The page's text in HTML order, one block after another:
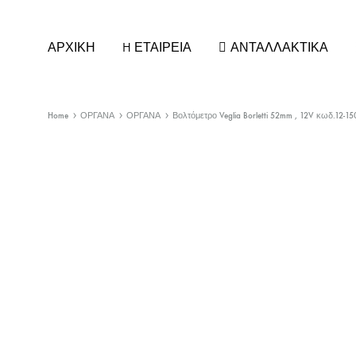
ΑΡΧΙΚΗ H ΕΤΑΙΡΕΙΑ ΑΝΤΑΛΛΑΚΤΙΚΑ
Home ΟΡΓΑΝΑ ΟΡΓΑΝΑ Βολτόμετρο Veglia Borletti 52mm , 12V κωδ.12-